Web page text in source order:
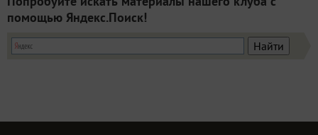
помощью Яндекс.Поиск!